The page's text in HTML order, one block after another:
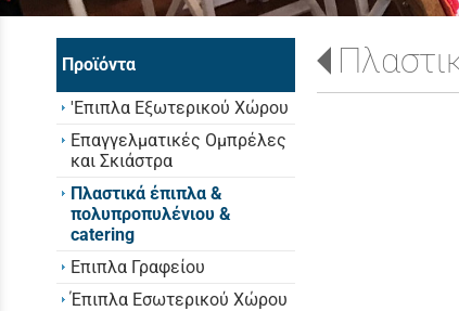
Προϊόντα
'Επιπλα Εξωτερικού Χώρου
Επαγγελματικές Ομπρέλες
και Σκιάστρα
Πλαστικά έπιπλα &
πολυπροπυλένιου &
catering
Επιπλα Γραφείου
Έπιπλα Εσωτερικού Χώρου